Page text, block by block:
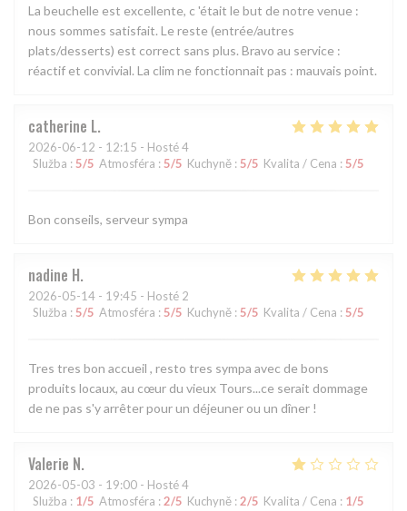
La beuchelle est excellente, c 'était le but de notre venue :
nous sommes satisfait. Le reste (entrée/autres
plats/desserts) est correct sans plus. Bravo au service :
réactif et convivial. La clim ne fonctionnait pas : mauvais point.
catherine L
2026-06-12 - 12:15 - Hosté 4
Služba : 5/5 Atmosféra : 5/5 Kuchyně : 5/5 Kvalita / Cena : 5/5
Bon conseils, serveur sympa
nadine H
2026-05-14 - 19:45 - Hosté 2
Služba : 5/5 Atmosféra : 5/5 Kuchyně : 5/5 Kvalita / Cena : 5/5
Tres tres bon accueil , resto tres sympa avec de bons
produits locaux, au cœur du vieux Tours...ce serait dommage
de ne pas s'y arrêter pour un déjeuner ou un dîner !
Valerie N
2026-05-03 - 19:00 - Hosté 4
Služba : 1/5 Atmosféra : 2/5 Kuchyně : 2/5 Kvalita / Cena : 1/5